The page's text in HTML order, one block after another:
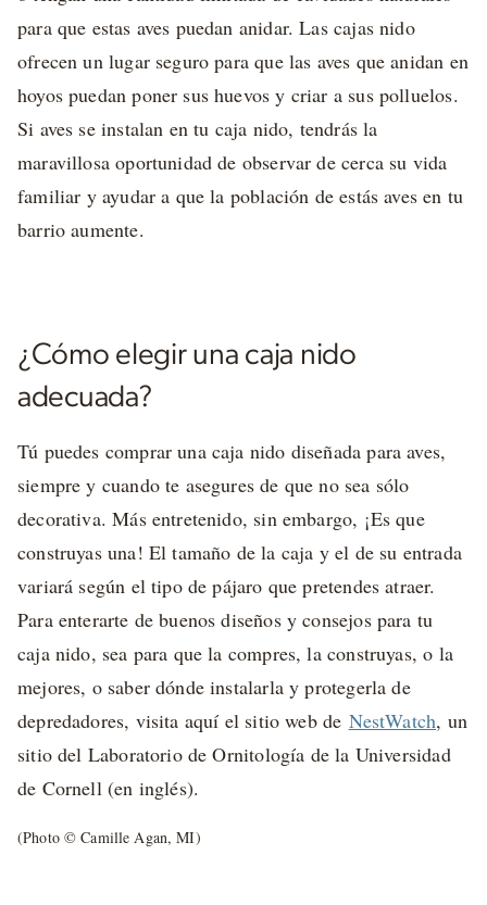
para que estas aves puedan anidar. Las cajas nido
ofrecen un lugar seguro para que las aves que anidan en
hoyos puedan poner sus huevos y criar a sus polluelos.
Si aves se instalan en tu caja nido, tendrás la
maravillosa oportunidad de observar de cerca su vida
familiar y ayudar a que la población de estás aves en tu
barrio aumente.
¿Cómo elegir una caja nido
adecuada?
Tú puedes comprar una caja nido diseñada para aves,
siempre y cuando te asegures de que no sea sólo
decorativa. Más entretenido, sin embargo, ¡Es que
construyas una! El tamaño de la caja y el de su entrada
variará según el tipo de pájaro que pretendes atraer.
Para enterarte de buenos diseños y consejos para tu
caja nido, sea para que la compres, la construyas, o la
mejores, o saber dónde instalarla y protegerla de
depredadores, visita aquí el sitio web de NestWatch, un
sitio del Laboratorio de Ornitología de la Universidad
de Cornell (en inglés).
(Photo © Camille Agan, MI)